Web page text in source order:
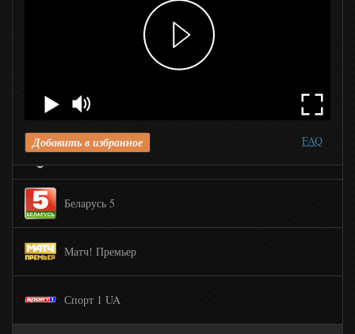
Добавить в избранное FAQ
Сетанта Спорт Плюс
Бокс тв
КХЛ ТВ
Беларусь 5
Матч! Премьер
Спорт 1 UA